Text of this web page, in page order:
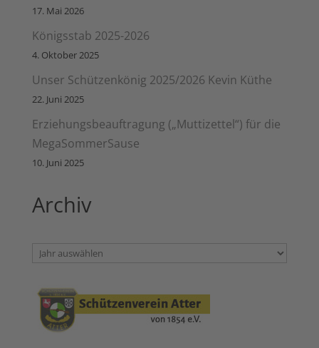
17. Mai 2026
Königsstab 2025-2026
4. Oktober 2025
Unser Schützenkönig 2025/2026 Kevin Küthe
22. Juni 2025
Erziehungsbeauftragung („Muttizettel“) für die
MegaSommerSause
10. Juni 2025
Archiv
Archiv